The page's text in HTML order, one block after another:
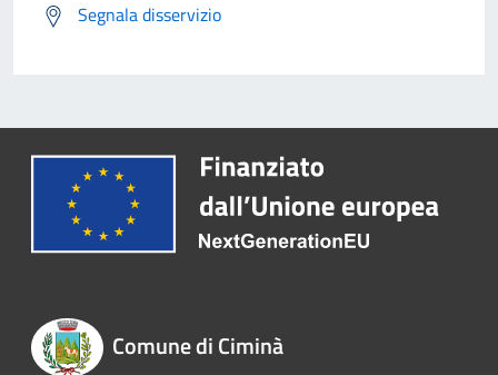
Segnala disservizio
Comune di Ciminà